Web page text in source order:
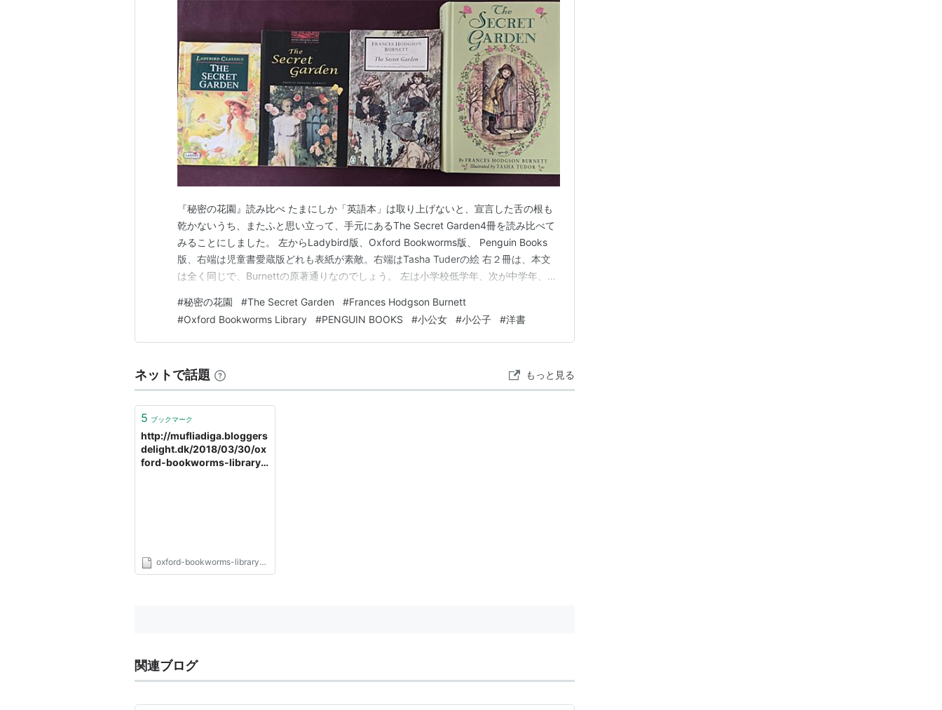
『秘密の花園』読み比べ たまにしか「英語本」は取り上げないと、宣言した舌の根も
乾かないうち、またふと思い立って、手元にあるThe Secret Garden4冊を読み比べて
みることにしました。 左からLadybird版、Oxford Bookworms版、 Penguin Books
版、右端は児童書愛蔵版どれも表紙が素敵。右端はTasha Tuderの絵 右２冊は、本文
は全く同じで、Burnettの原著通りなのでしょう。 左は小学校低学年、次が中学年、左
中３以上、高１以上、高２以上？ 左２冊は易しく書き直したreto…
#秘密の花園 #The Secret Garden #Frances Hodgson Burnett
#Oxford Bookworms Library #PENGUIN BOOKS #小公女 #小公子 #洋書
ネットで話題 もっと見る
5 ブックマーク
http://mufliadiga.bloggers
delight.dk/2018/03/30/ox
ford-bookworms-library-
oxford-bookworms-library-stage-1-pdf-download.com
関連ブログ